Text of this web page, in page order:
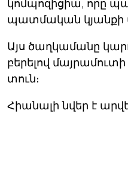
կոմպոզիցիա, որը
պատմական կյանքի
Այս ծաղկամանը
բերելով
տուն։
Հիանալի նվեր է